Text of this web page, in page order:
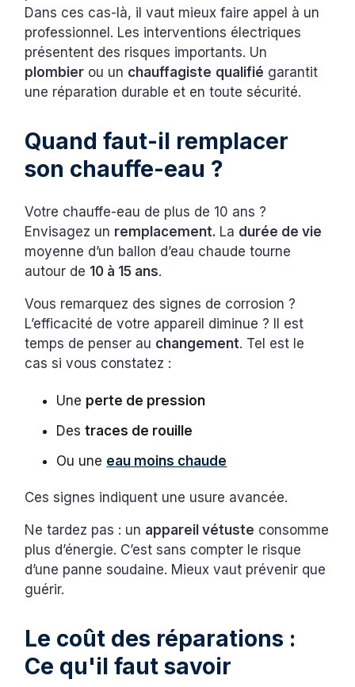
Dans ces cas-là, il vaut mieux faire appel à un
professionnel. Les interventions électriques
présentent des risques importants. Un
plombier ou un chauffagiste qualifié garantit
une réparation durable et en toute sécurité.
Quand faut-il remplacer
son chauffe-eau ?
Votre chauffe-eau de plus de 10 ans ?
Envisagez un remplacement. La durée de vie
moyenne d’un ballon d’eau chaude tourne
autour de 10 à 15 ans.
Vous remarquez des signes de corrosion ?
L’efficacité de votre appareil diminue ? Il est
temps de penser au changement. Tel est le
cas si vous constatez :
Une perte de pression
Destraces de rouille
Ou une eau moins chaude
Ces signes indiquent une usure avancée.
Ne tardez pas : un appareil vétuste consomme
plus d’énergie. C’est sans compter le risque
d’une panne soudaine. Mieux vaut prévenir que
guérir.
Le coût des réparations :
Ce qu'il faut savoir